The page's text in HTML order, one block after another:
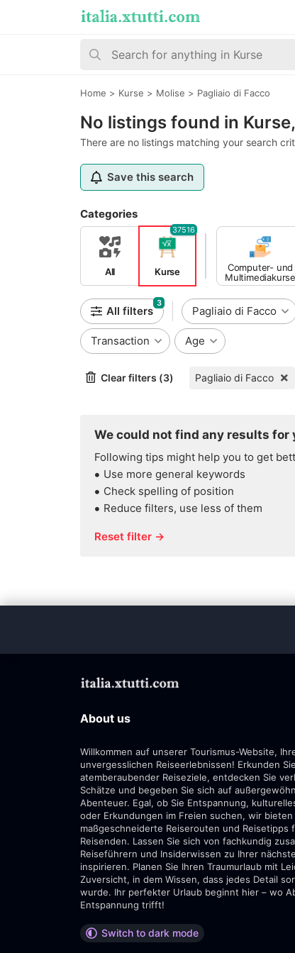
Home > Kurse > Molise > Pagliaio di Facco
No listings found in
There are no listings matching your search
Save this search
Categories
All Kurse
37516
Computer- und
Multimediakurse
All filters
3
Pagliaio di Facco
Transaction Age
Clear filters (3) Pagliaio di Facco
We could not find any results for
Following tips might help you to get
Use more general keywords
Check spelling of position
Reduce filters, use less of them
Reset filter →
About us
Willkommen auf unserer Tourismus-Website,
unvergesslichen Reiseerlebnissen! Erkunden
atemberaubender Reiseziele, entdecken Sie
Schätze und begeben Sie sich auf
Abenteuer. Egal, ob Sie Entspannung,
oder Erkundungen im Freien suchen, wir bieten
maßgeschneiderte Reiserouten und Reisetipps
Reisenden. Lassen Sie sich von fachkundig
Reiseführern und Insiderwissen zu Ihrer
inspirieren. Planen Sie Ihren Traumurlaub mit
Zuversicht, in dem Wissen, dass jedes Detail
wurde. Ihr perfekter Urlaub beginnt hier – wo
Entspannung trifft!
Switch to dark mode